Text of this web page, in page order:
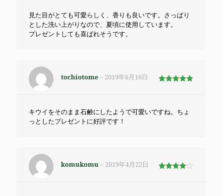
見た目がとても可愛らしく、香りも良いです。さっぱり
とした洗い上がりなので、夏頃に使用しています。
プレゼントしても喜ばれそうです。
tochiotome– 2019年6月16日
キウイをそのまま石鹸にしたようで可愛いですね。ちょ
っとしたプレゼントに好評です！
komukomu– 2019年4月22日